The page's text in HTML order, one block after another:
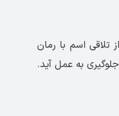
تلاقی اسم با رمان